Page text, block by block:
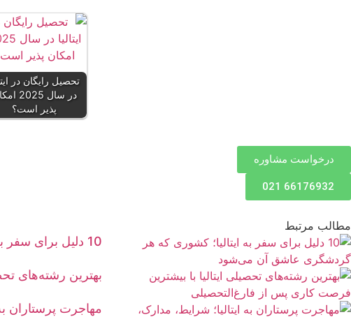
تحصیل رایگان در
در سال
پذیر است؟
درخواست مشاوره
66176932 021
مطالب مرتبط
10 دلیل برای سفر به ایتالیا؛ کشوری که هر گردشگری عاشق آن می‌شود
بهترین رشته‌های
مهاجرت پرستاران